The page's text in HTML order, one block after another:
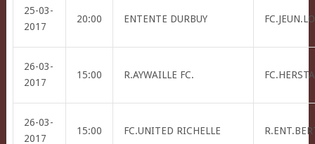
25-03-
2017
20:00 ENTENTE DURBUY
26-03-
2017
15:00 R.AYWAILLE FC.
26-03-
2017
15:00 FC.UNITED RICHELLE